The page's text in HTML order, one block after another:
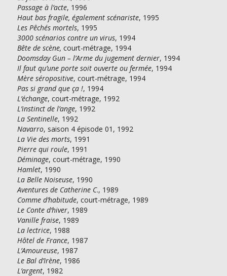
Passage à l’acte, 1996
Haut bas fragile, également scénariste, 1995
Les Pêchés mortels, 1995
3000 scénarios contre un virus, 1994
Bête de scène, court-métrage, 1994
Doomsday Gun – l’Arme du jugement dernier, 1994
Il faut qu’une porte soit ouverte ou fermée, 1994
Mère séropositive, court-métrage, 1994
Pas si grand que ça !, 1994
L’échange, court-métrage, 1992
L’instinct de l’ange, 1992
La Sentinelle, 1992
Navarro, saison 4 épisode 01, 1992
La Vie des morts, 1991
Pierre qui roule, 1991
Déminage, court-métrage, 1990
Hamlet, 1990
La Belle Noiseuse, 1990
Aventures de Catherine C., 1989
Comme d’habitude, court-métrage, 1989
Le Conte d‘hiver, 1989
Vanille fraise, 1989
La lectrice, 1988
Hôtel de France, 1987
L’Amoureuse, 1987
Le Bal d’Irène, 1986
L’argent, 1982